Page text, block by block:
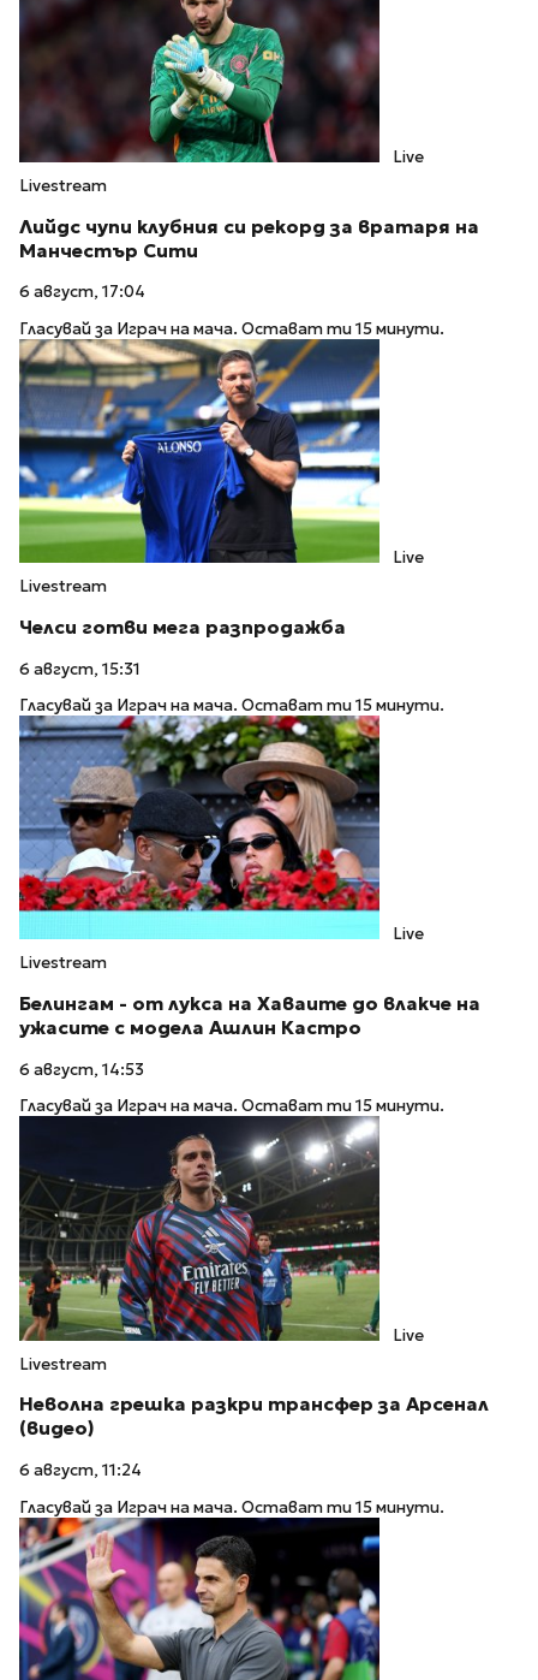
Live
Livestream
Лийдс чупи клубния си рекорд за вратаря на
Манчестър Сити
6 август, 17:04
Гласувай за Играч на мача. Остават ти 15 минути.
Live
Livestream
Челси готви мега разпродажба
6 август, 15:31
Гласувай за Играч на мача. Остават ти 15 минути.
Live
Livestream
Белингам - от лукса на Хаваите до влакче на
ужасите с модела Ашлин Кастро
6 август, 14:53
Гласувай за Играч на мача. Остават ти 15 минути.
Live
Livestream
Неволна грешка разкри трансфер за Арсенал
(видео)
6 август, 11:24
Гласувай за Играч на мача. Остават ти 15 минути.